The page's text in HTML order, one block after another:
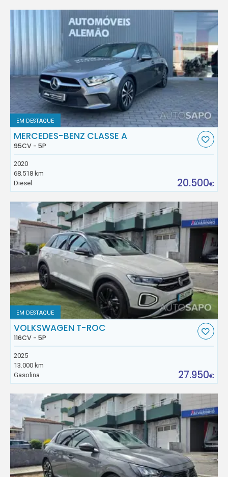
EM DESTAQUE
MERCEDES-BENZ CLASSE A
95CV - 5P
2020
68.518 km
Diesel
20.500€
EM DESTAQUE
VOLKSWAGEN T-ROC
116CV - 5P
2025
13.000 km
Gasolina
27.950€